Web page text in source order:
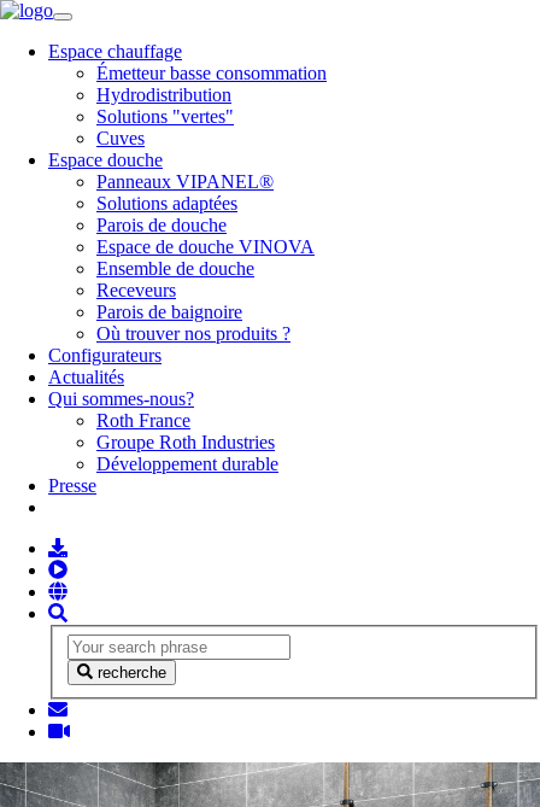
Espace chauffage
Émetteur basse consommation
Hydrodistribution
Solutions "vertes"
Cuves
Espace douche
Panneaux VIPANEL®
Solutions adaptées
Parois de douche
Espace de douche VINOVA
Ensemble de douche
Receveurs
Parois de baignoire
Où trouver nos produits ?
Configurateurs
Actualités
Qui sommes-nous?
Roth France
Groupe Roth Industries
Développement durable
Presse
recherche